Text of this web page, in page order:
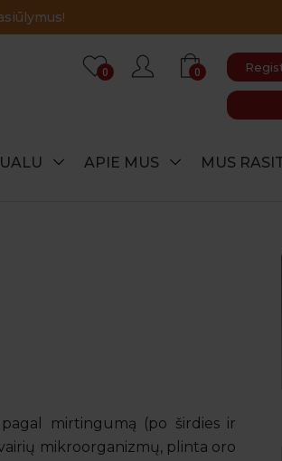
0 0
APIE MUS MUS
mirtingumą (po širdies ir
mikroorganizmų, plinta oro